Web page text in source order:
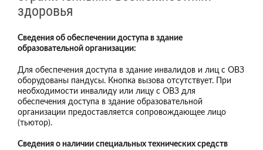
здоровья
Сведения об обеспечении доступа в здание
образовательной организации:
Для обеспечения доступа в здание инвалидов и лиц с ОВЗ
оборудованы пандусы. Кнопка вызова отсутствует. При
необходимости инвалиду или лицу с ОВЗ для
обеспечения доступа в здание образовательной
организации предоставляется сопровождающее лицо
(тьютор).
Сведения о наличии специальных технических средств